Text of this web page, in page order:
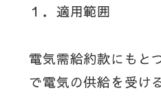
１．適用範囲
電気需給約款にもと
で電気の供給を受け